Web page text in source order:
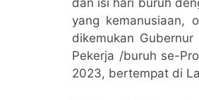
yang kemanusiaan,
dikemukan
Pekerja /buruh se-
2023, bertempat di